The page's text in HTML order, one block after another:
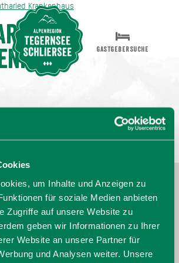
um Inhalte und Anzeigen zu
für soziale Medien anbieten
Zugriffe auf unsere Website zu
geben wir Informationen zu Ihrer
Website an unsere Partner für
und Analysen weiter. Unsere
Krankenhaus
GASTGEBERSUCHE